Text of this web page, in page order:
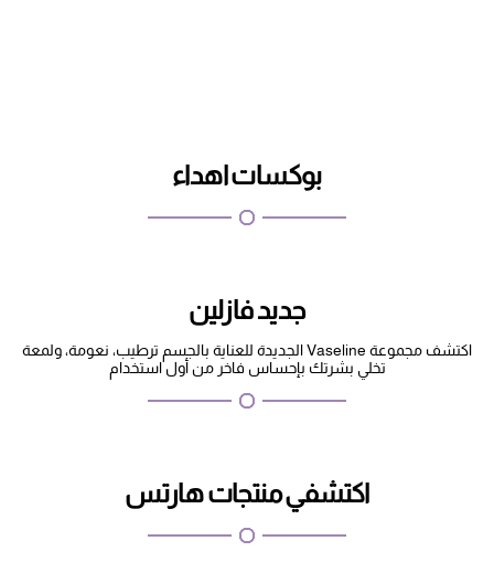
بوكسات اهداء
جديد فازلين
اكتشف مجموعة Vaseline الجديدة للعناية بالجسم ترطيب، نعومة، ولمعة
تخلي بشرتك بإحساس فاخر من أول استخدام
اكتشفي منتجات هارتس